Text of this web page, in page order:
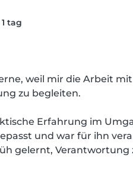
tag
weil mir die Arbeit
zu begleiten.
Erfahrung im
und war für ihn
gelernt, Verantwortung